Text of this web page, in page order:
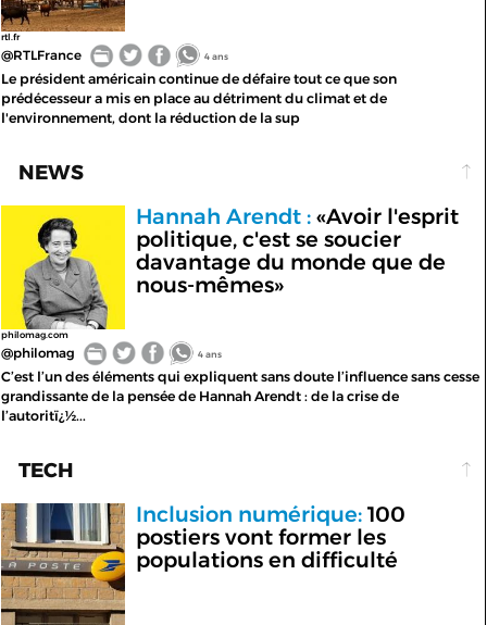
rtl.fr
@RTLFrance 4 ans
Le président américain continue de défaire tout ce que son
prédécesseur a mis en place au détriment du climat et de
l'environnement, dont la réduction de la sup
NEWS
philomag.com
Hannah Arendt :«Avoir l'esprit
politique, c'est se soucier
davantage du monde que de
nous-mêmes»
@philomag 4 ans
C’est l’un des éléments qui expliquent sans doute l’influence sans cesse
grandissante de la pensée de Hannah Arendt : de la crise de
l’autoritï¿½...
TECH
Inclusion numérique:100
postiers vont former les
populations en difficulté